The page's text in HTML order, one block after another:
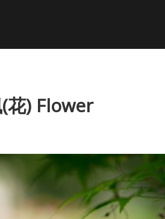
花) Flower